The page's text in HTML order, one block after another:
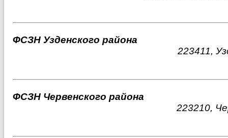
ФСЗН Узденского района
223411,
ФСЗН Червенского района
223210,